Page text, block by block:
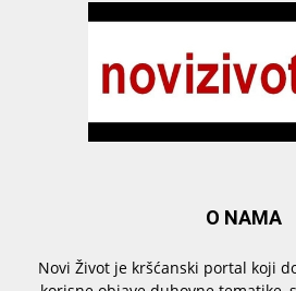
O NAMA
Novi Život je kršćanski portal koji